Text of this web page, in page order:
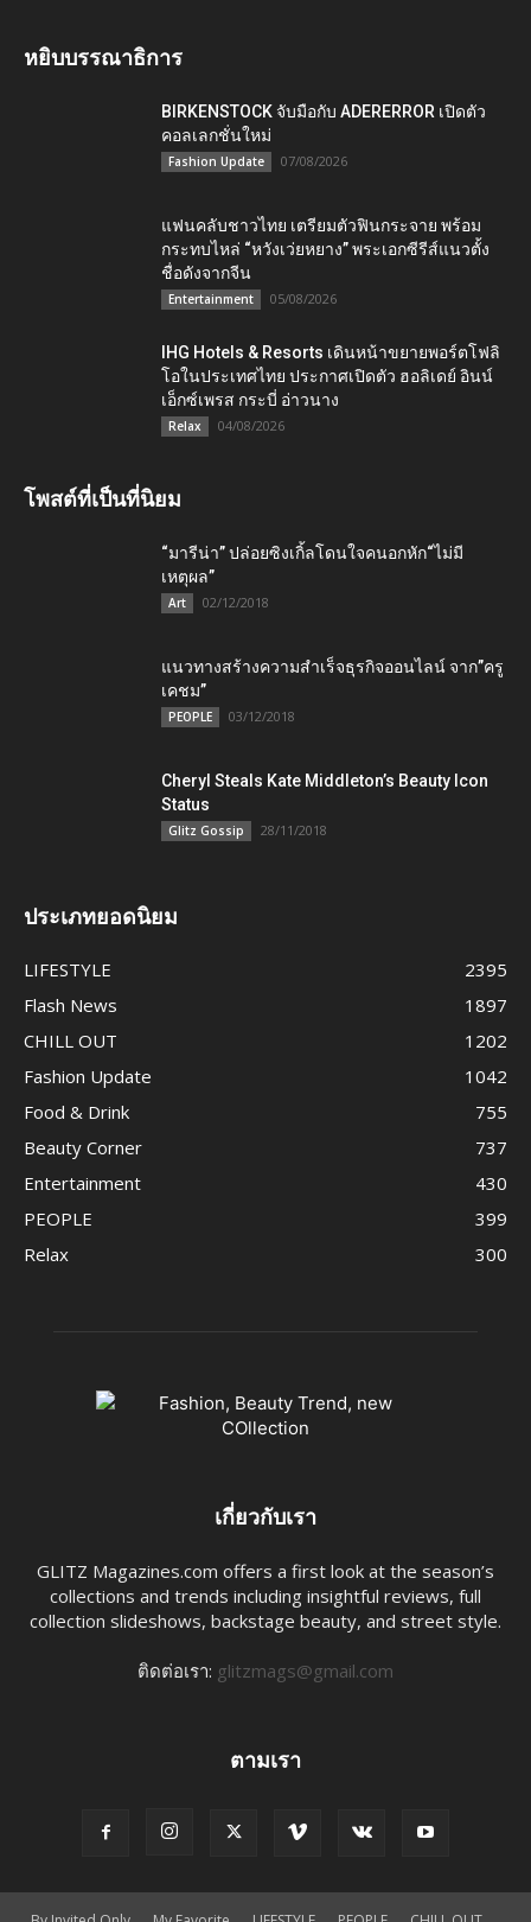
หยิบบรรณาธิการ
BIRKENSTOCK จับมือกับ ADERERROR เปิดตัว
คอลเลกชั่นใหม่
Fashion Update 07/08/2026
แฟนคลับชาวไทย เตรียมตัวฟินกระจาย พร้อม
กระทบไหล่ “หวังเว่ยหยาง” พระเอกซีรีส์แนวตั้ง
ชื่อดังจากจีน
Entertainment 05/08/2026
IHG Hotels & Resorts เดินหน้าขยายพอร์ตโฟลิ
โอในประเทศไทย ประกาศเปิดตัว ฮอลิเดย์ อินน์
เอ็กซ์เพรส กระบี่ อ่าวนาง
Relax 04/08/2026
โพสต์ที่เป็นที่นิยม
“มารีน่า” ปล่อยซิงเกิ้ลโดนใจคนอกหัก“ไม่มี
เหตุผล”
Art 02/12/2018
แนวทางสร้างความสำเร็จธุรกิจออนไลน์ จาก”ครู
เคชม”
PEOPLE 03/12/2018
Cheryl Steals Kate Middleton’s Beauty Icon
Status
Glitz Gossip 28/11/2018
ประเภทยอดนิยม
LIFESTYLE
2395
Flash News
1897
CHILL OUT
1202
Fashion Update
1042
Food & Drink
755
Beauty Corner
737
Entertainment
430
PEOPLE
399
Relax
300
เกี่ยวกับเรา
GLITZ Magazines.com offers a first look at the season’s
collections and trends including insightful reviews, full
collection slideshows, backstage beauty, and street style.
ติดต่อเรา: glitzmags@gmail.com
ตามเรา